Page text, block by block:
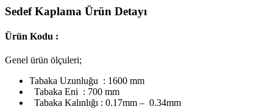
Sedef Kaplama Ürün Detayı
Ürün Kodu :
Genel ürün ölçuleri;
Tabaka Uzunluğu : 1600 mm
Tabaka Eni : 700 mm
Tabaka Kalınlığı : 0.17mm – 0.34mm